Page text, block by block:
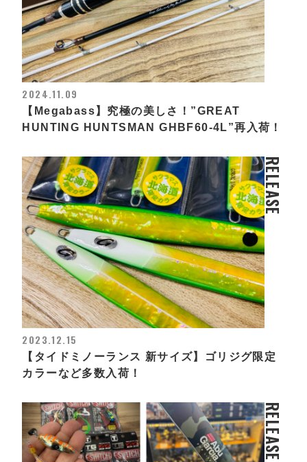
2024.11.09
【Megabass】究極の美しさ！”GREAT
HUNTING HUNTSMAN GHBF60-4L”再入荷！
RELEASE
2023.12.15
【タイドミノーランス 新サイズ】ゴリジグ限定
カラーなど多数入荷！
RELEASE